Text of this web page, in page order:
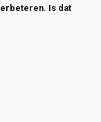
Is dat